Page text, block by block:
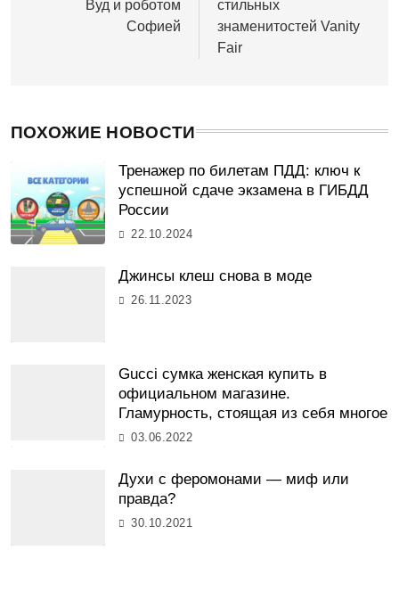
Вуд и роботом
Софией
стильных
знаменитостей Vanity
Fair
ПОХОЖИЕ НОВОСТИ
Тренажер по билетам ПДД: ключ к
успешной сдаче экзамена в ГИБДД
России
22.10.2024
Джинсы клеш снова в моде
26.11.2023
Gucci сумка женская купить в
официальном магазине.
Гламурность, стоящая из себя многое
03.06.2022
Духи с феромонами — миф или
правда?
30.10.2021